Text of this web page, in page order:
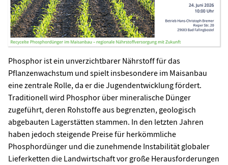
Phosphor ist ein unverzichtbarer Nährstoff für das
Pflanzenwachstum und spielt insbesondere im Maisanbau
eine zentrale Rolle, da er die Jugendentwicklung fördert.
Traditionell wird Phosphor über mineralische Dünger
zugeführt, deren Rohstoffe aus begrenzten, geologisch
abgebauten Lagerstätten stammen. In den letzten Jahren
haben jedoch steigende Preise für herkömmliche
Phosphordünger und die zunehmende Instabilität globaler
Lieferketten die Landwirtschaft vor große Herausforderungen